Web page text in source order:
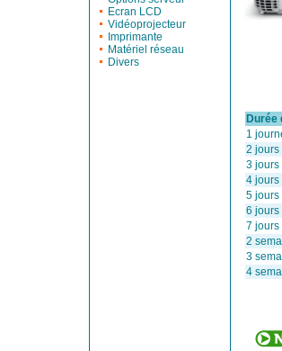
Ecran LCD
Vidéoprojecteur
Imprimante
Matériel réseau
Divers
Durée
1
2 jours
3 jours
4 jours
5 jours
6 jours
7 jours
2
3
4